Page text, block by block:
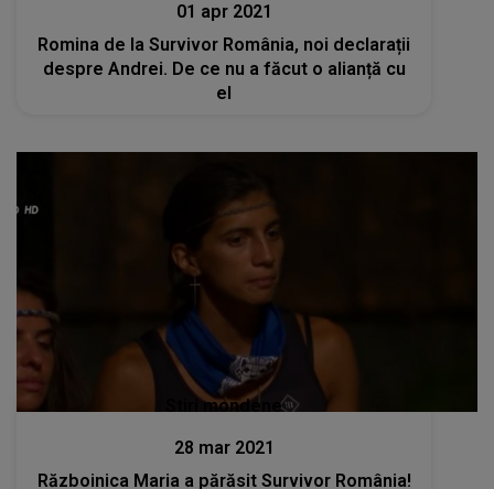
01 apr 2021
Romina de la Survivor România, noi declarații
despre Andrei. De ce nu a făcut o alianță cu
el
Stiri mondene
28 mar 2021
Războinica Maria a părăsit Survivor România!